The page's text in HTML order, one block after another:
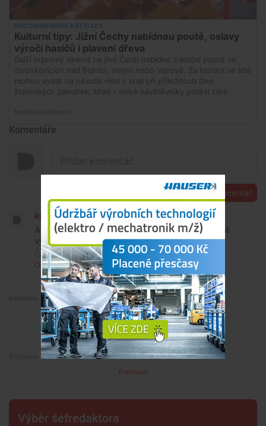
Komentáře
Přidat komentář
karel vavra
A taky by se z takového místa mohly odpalovat
významné městské ohňostroje..
Čtvrtek, 15. ledna 2026, 17:22
Odpovědět
Premium
Premium
Výběr šéfredaktora